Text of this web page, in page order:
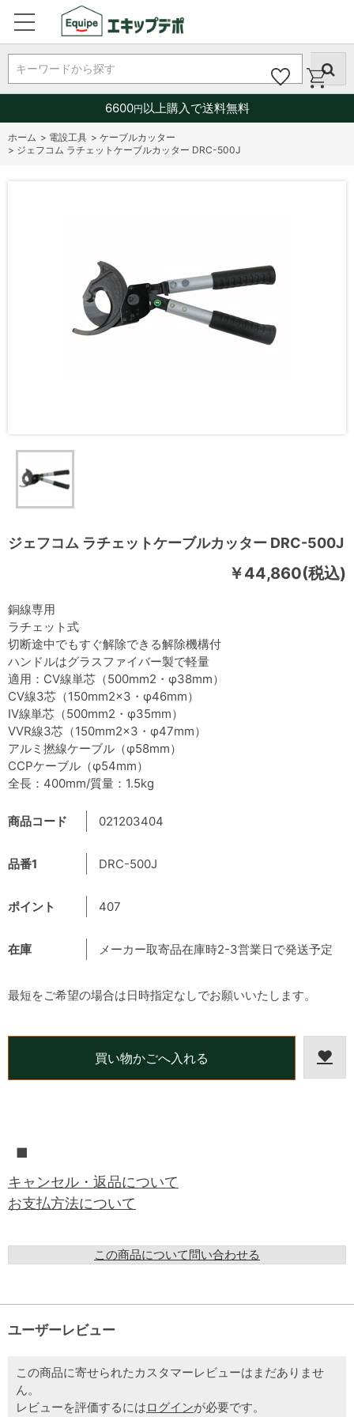
キーワードから探す
6600円以上購入で送料無料
ホーム > 電設工具 > ケーブルカッター
> ジェフコム ラチェットケーブルカッター DRC-500J
ジェフコム ラチェットケーブルカッター DRC-500J
￥44,860(税込)
商品コード 021203404
品番1 DRC-500J
ポイント 407
在庫 メーカー取寄品在庫時2-3営業日で発送予定
■
キャンセル・返品について
お支払方法について
この商品について問い合わせる
銅線専用
ラチェット式
切断途中でもすぐ解除できる解除機構付
ハンドルはグラスファイバー製で軽量
適用：CV線単芯（500mm2・φ38mm）
CV線3芯（150mm2×3・φ46mm）
IV線単芯（500mm2・φ35mm）
VVR線3芯（150mm2×3・φ47mm）
アルミ撚線ケーブル（φ58mm）
CCPケーブル（φ54mm）
全長：400mm/質量：1.5kg
最短をご希望の場合は日時指定なしでお願いいたします。
ユーザーレビュー
この商品に寄せられたカスタマーレビューはまだありませ
ん。
レビューを評価するにはログインが必要です。